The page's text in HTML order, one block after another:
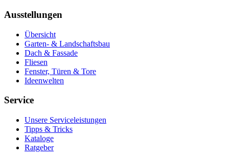
Ausstellungen
Übersicht
Garten- & Landschaftsbau
Dach & Fassade
Fliesen
Fenster, Türen & Tore
Ideenwelten
Service
Unsere Serviceleistungen
Tipps & Tricks
Kataloge
Ratgeber